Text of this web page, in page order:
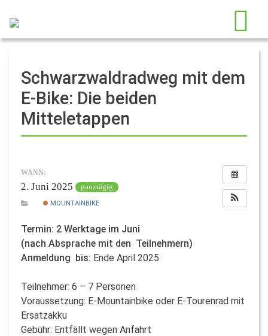
Schwarzwaldradweg mit dem
E-Bike: Die beiden
Mitteletappen
WANN:
2. Juni 2025 ganztägig
MOUNTAINBIKE
Termin: 2 Werktage im Juni
(nach Absprache mit den Teilnehmern)
Anmeldung bis: Ende April 2025
Teilnehmer: 6 – 7 Personen
Voraussetzung: E-Mountainbike oder E-Tourenrad mit
Ersatzakku
Gebühr: Entfällt wegen Anfahrt